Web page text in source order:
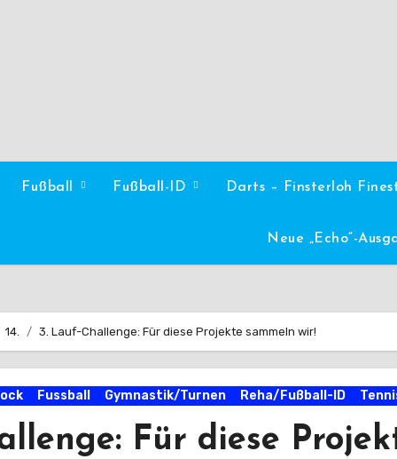
Fußball Fußball-ID Darts – Finsterloh
Neue „Echo“-
14. 3. Lauf-Challenge: Für diese Projekte sammeln wir!
Fussball Gymnastik/Turnen Reha/Fußball-ID
Für diese